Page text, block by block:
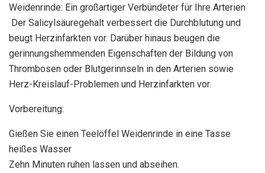
Weidenrinde: Ein großartiger Verbündeter für Ihre Arterien
Der Salicylsäuregehalt verbessert die Durchblutung und
beugt Herzinfarkten vor. Darüber hinaus beugen die
gerinnungshemmenden Eigenschaften der Bildung von
Thrombosen oder Blutgerinnseln in den Arterien sowie
Herz-Kreislauf-Problemen und Herzinfarkten vor.
Vorbereitung:
Gießen Sie einen Teelöffel Weidenrinde in eine Tasse
heißes Wasser
Zehn Minuten ruhen lassen und abseihen.